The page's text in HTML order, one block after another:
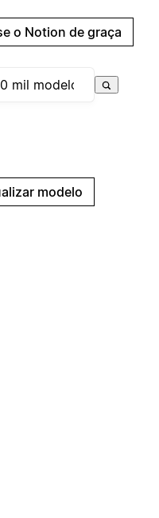
o Notion de graça
modelo